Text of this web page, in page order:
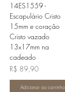
14ES1559 -
Escapulário Cristo
15mm e coração
Cristo vazado
13x17mm na
cadeado
Preço
R$ 89,90
Adicionar ao carrinho